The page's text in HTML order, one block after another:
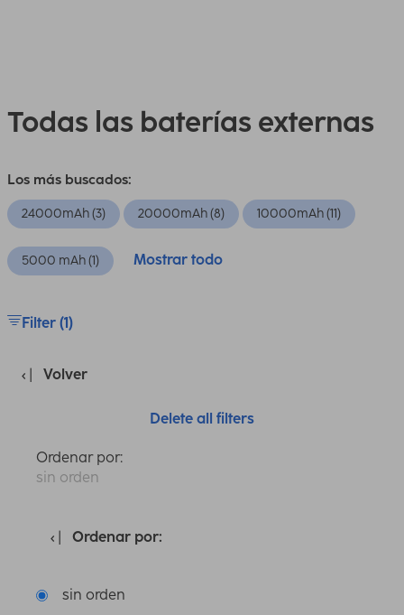
Todas las baterías externas
Los más buscados:
24000mAh (3) 20000mAh (8) 10000mAh (11)
5000 mAh (1) Mostrar todo
Filter (1)
Volver
Delete all filters
Ordenar por:
sin orden
Ordenar por:
sin orden